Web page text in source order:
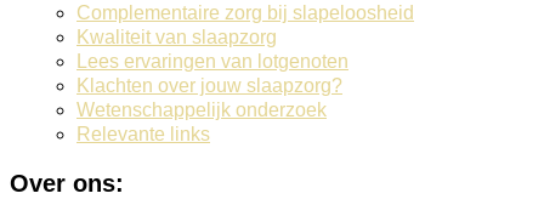
Complementaire zorg bij slapeloosheid
Kwaliteit van slaapzorg
Lees ervaringen van lotgenoten
Klachten over jouw slaapzorg?
Wetenschappelijk onderzoek
Relevante links
Over ons: